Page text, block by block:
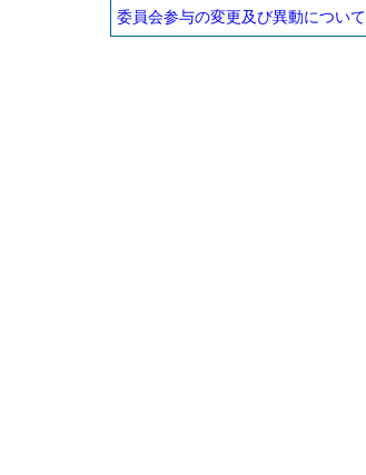
委員会参与の変更及び異動について